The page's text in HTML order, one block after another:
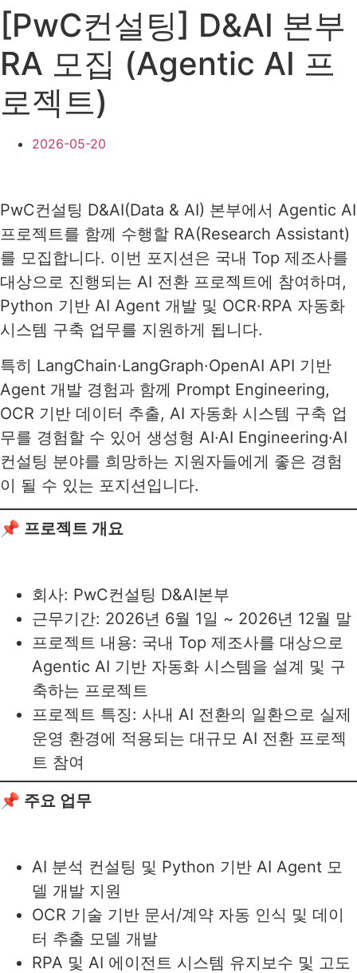
[PwC컨설팅] D&AI 본부
RA 모집 (Agentic AI 프
로젝트)
2026-05-20
PwC컨설팅 D&AI(Data & AI) 본부에서 Agentic AI
프로젝트를 함께 수행할 RA(Research Assistant)
를 모집합니다. 이번 포지션은 국내 Top 제조사를
대상으로 진행되는 AI 전환 프로젝트에 참여하며,
Python 기반 AI Agent 개발 및 OCR·RPA 자동화
시스템 구축 업무를 지원하게 됩니다.
특히 LangChain·LangGraph·OpenAI API 기반
Agent 개발 경험과 함께 Prompt Engineering,
OCR 기반 데이터 추출, AI 자동화 시스템 구축 업
무를 경험할 수 있어 생성형 AI·AI Engineering·AI
컨설팅 분야를 희망하는 지원자들에게 좋은 경험
이 될 수 있는 포지션입니다.
📌 프로젝트 개요
회사: PwC컨설팅 D&AI본부
근무기간: 2026년 6월 1일 ~ 2026년 12월 말
프로젝트 내용: 국내 Top 제조사를 대상으로
Agentic AI 기반 자동화 시스템을 설계 및 구
축하는 프로젝트
프로젝트 특징: 사내 AI 전환의 일환으로 실제
운영 환경에 적용되는 대규모 AI 전환 프로젝
트 참여
📌 주요 업무
AI 분석 컨설팅 및 Python 기반 AI Agent 모
델 개발 지원
OCR 기술 기반 문서/계약 자동 인식 및 데이
터 추출 모델 개발
RPA 및 AI 에이전트 시스템 유지보수 및 고도